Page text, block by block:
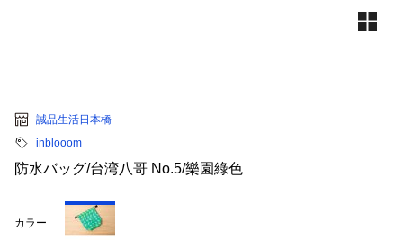
誠品生活日本橋
inblooom
防水バッグ/台湾八哥 No.5/樂園綠色
カラー